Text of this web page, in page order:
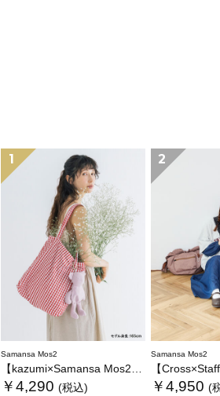
1
Samansa Mos2
【kazumi×Samansa Mos2】ぬいぐるみバッグ
￥4,290 (税込)
2
Samansa Mos2
【Cross×Staff】ボトルポケ
￥4,950 (